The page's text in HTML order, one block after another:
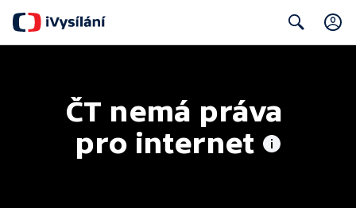
ČT nemá práva
pro internet